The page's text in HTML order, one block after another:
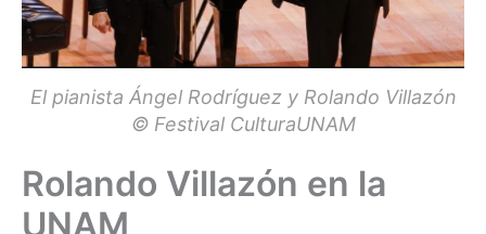
El pianista Ángel Rodríguez y Rolando Villazón
© Festival CulturaUNAM
Rolando Villazón en la
UNAM